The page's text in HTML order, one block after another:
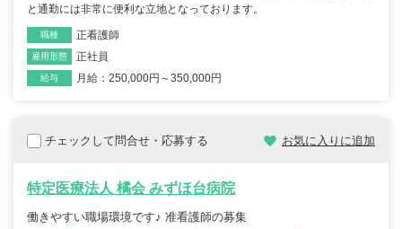
と通勤には非常に便利な立地となっております。
職種 正看護師
雇用形態 正社員
給与 月給：250,000円～350,000円
チェックして問合せ・応募する お気に入りに追加
特定医療法人 橘会 みずほ台病院
働きやすい職場環境です♪ 准看護師の募集